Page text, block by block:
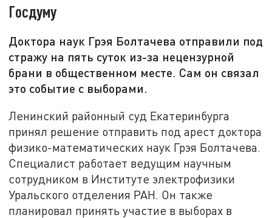
Госдуму
Доктора наук Грэя Болтачева отправили под
стражу на пять суток из-за нецензурной
брани в общественном месте. Сам он связал
это событие с выборами.
Ленинский районный суд Екатеринбурга
принял решение отправить под арест доктора
физико-математических наук Грэя Болтачева.
Специалист работает ведущим научным
сотрудником в Институте электрофизики
Уральского отделения РАН. Он также
планировал принять участие в выборах в